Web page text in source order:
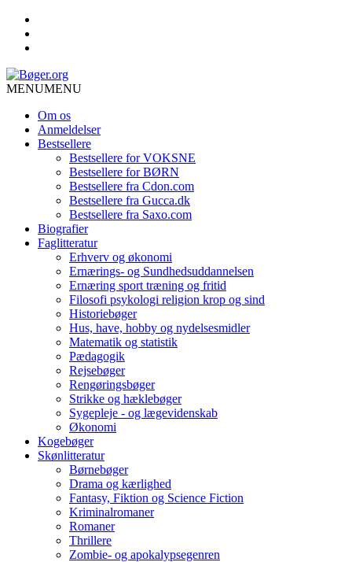
MENUMENU
Om os
Anmeldelser
Bestsellere
Bestsellere for VOKSNE
Bestsellere for BØRN
Bestsellere fra Cdon.com
Bestsellere fra Gucca.dk
Bestsellere fra Saxo.com
Biografier
Faglitteratur
Erhverv og økonomi
Ernærings- og Sundhedsuddannelsen
Ernæring sport træning og fritid
Filosofi psykologi religion krop og sind
Historiebøger
Hus, have, hobby og nydelsesmidler
Matematik og statistik
Pædagogik
Rejsebøger
Rengøringsbøger
Strikke og hæklebøger
Sygepleje - og lægevidenskab
Økonomi
Kogebøger
Skønlitteratur
Børnebøger
Drama og kærlighed
Fantasy, Fiktion og Science Fiction
Kriminalromaner
Romaner
Thrillere
Zombie- og apokalypsegenren